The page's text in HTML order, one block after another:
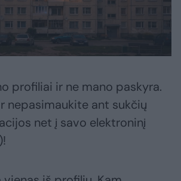
profiliai ir ne mano paskyra.
nepasimaukite ant sukčių
net į savo elektroninį